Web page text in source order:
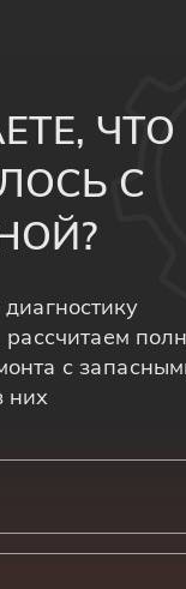
ЧТО
С
рассчитаем
с
них